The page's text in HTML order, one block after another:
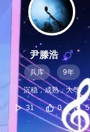
尹滕浩
兵库 9年
沉稳，成熟，大气
31 0 5